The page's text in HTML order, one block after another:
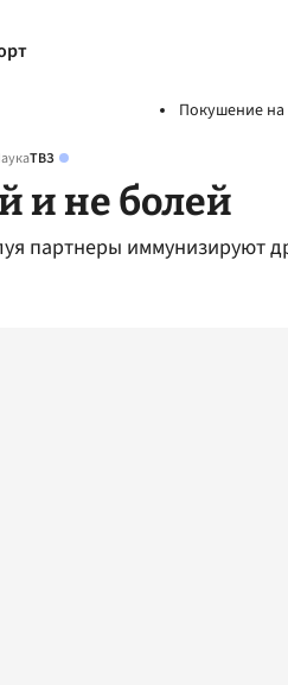
Покушение на
ТВЗ
и не болей
партнеры иммунизируют